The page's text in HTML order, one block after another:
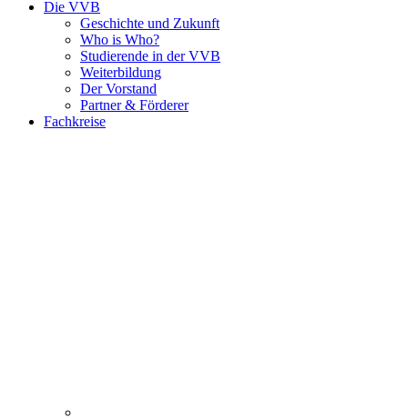
Die VVB
Geschichte und Zukunft
Who is Who?
Studierende in der VVB
Weiterbildung
Der Vorstand
Partner & Förderer
Fachkreise